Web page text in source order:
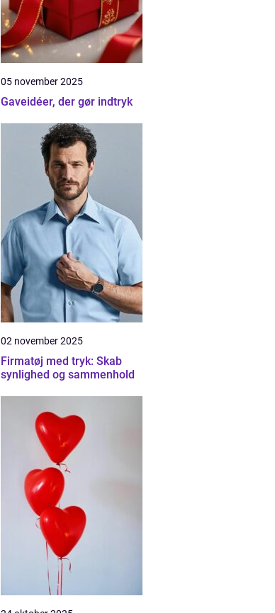
05 november 2025
Gaveidéer, der gør indtryk
02 november 2025
Firmatøj med tryk: Skab
synlighed og sammenhold